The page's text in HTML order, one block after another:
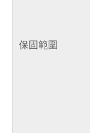
保固範圍